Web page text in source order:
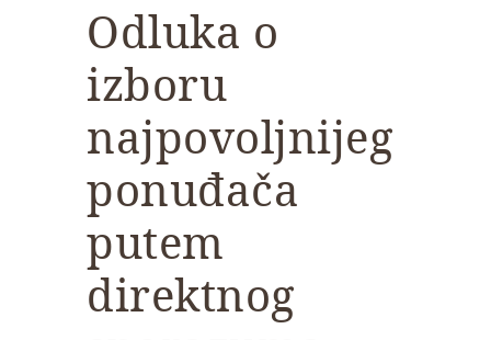
Odluka o
izboru
najpovoljnijeg
ponuđača
putem
direktnog